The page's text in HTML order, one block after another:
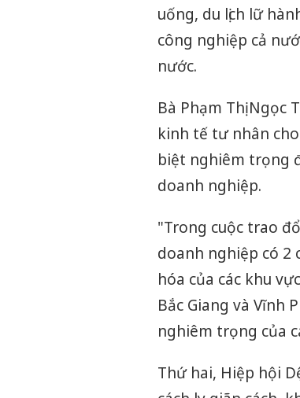
uống, du lịch lữ
công nghiệp cả
nước.
Bà Phạm Thị Ngọc
kinh tế tư nhân
biệt nghiêm trọng
doanh nghiệp.
"Trong cuộc trao
doanh nghiệp có 2
hóa của các khu
Bắc Giang và Vĩnh
nghiêm trọng của
Thứ hai, Hiệp hội